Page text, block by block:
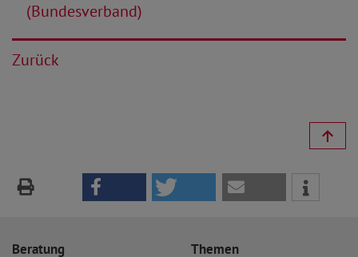
(Bundesverband)
Zurück
Beratung
Themen